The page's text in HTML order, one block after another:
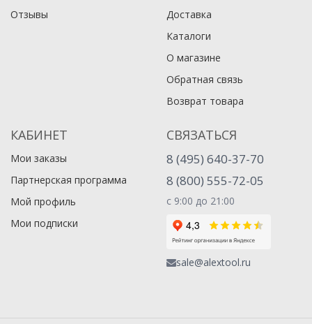
Отзывы
Доставка
Каталоги
О магазине
Обратная связь
Возврат товара
КАБИНЕТ
Мои заказы
Партнерская программа
Мой профиль
Мои подписки
СВЯЗАТЬСЯ
8 (495) 640-37-70
8 (800) 555-72-05
с 9:00 до 21:00
sale@alextool.ru